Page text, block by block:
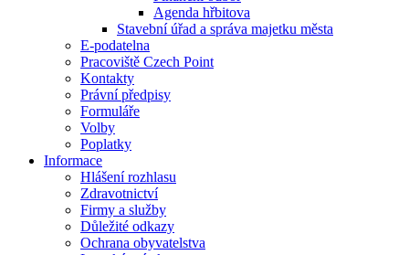
Agenda hřbitova
Stavební úřad a správa majetku města
E-podatelna
Pracoviště Czech Point
Kontakty
Právní předpisy
Formuláře
Volby
Poplatky
Informace
Hlášení rozhlasu
Zdravotnictví
Firmy a služby
Důležité odkazy
Ochrana obyvatelstva